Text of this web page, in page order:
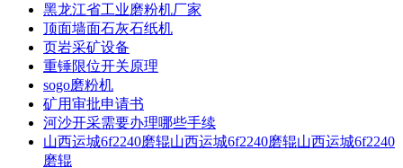
黑龙江省工业磨粉机厂家
顶面墙面石灰石纸机
页岩采矿设备
重锤限位开关原理
sogo磨粉机
矿用审批申请书
河沙开采需要办理哪些手续
山西运城6f2240磨辊山西运城6f2240磨辊山西运城6f2240
磨辊